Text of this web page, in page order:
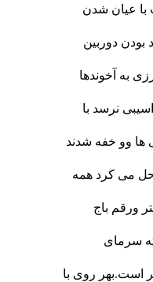
با عیان شدن
بودن دوربین
به آخوندها
نرسد با
ها وو خفه شدند
حل می کرد همه
ورقم باج
سرمای
است.بهر روی با